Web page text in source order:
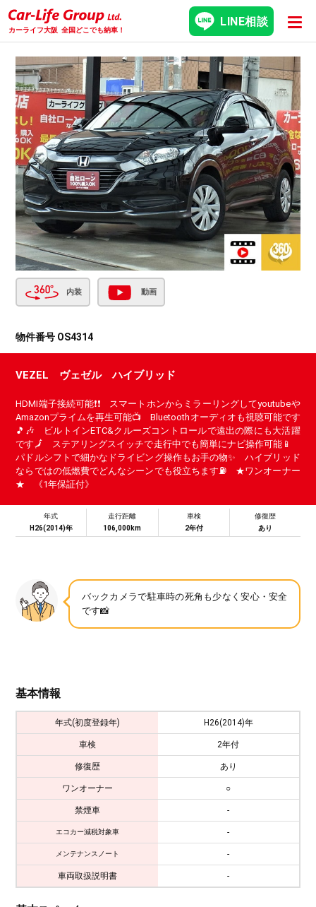
カーライフ大阪 全国どこでも納車！
LINE相談
内装 動画
物件番号 OS4314
VEZEL ヴェゼル ハイブリッド
HDMI端子接続可能❗❗ スマートホンからミラーリングしてyoutubeや
Amazonプライムを再生可能📺 Bluetoothオーディオも視聴可能です
🎵🎶 ビルトインETC&クルーズコントロールで遠出の際にも大活躍
です🗾 ステアリングスイッチで走行中でも簡単にナビ操作可能📱
パドルシフトで細かなドライビング操作もお手の物✨ ハイブリッド
ならではの低燃費でどんなシーンでも役立ちます⛽ ★ワンオーナー
★ 《1年保証付》
年式
H26(2014)年
走行距離
106,000km
車検
2年付
修復歴
あり
バックカメラで駐車時の死角も少なく安心・安全
です📸
基本情報
年式(初度登録年) H26(2014)年
車検 2年付
修復歴 あり
ワンオーナー ○
禁煙車 -
エコカー減税対象車 -
メンテナンスノート -
車両取扱説明書 -